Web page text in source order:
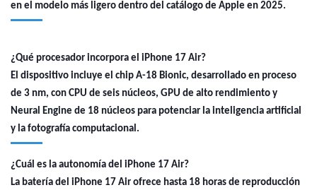
en el modelo más ligero dentro del catálogo de Apple en 2025.
¿Qué procesador incorpora el iPhone 17 Air?
El dispositivo incluye el chip A-18 Bionic, desarrollado en proceso
de 3 nm, con CPU de seis núcleos, GPU de alto rendimiento y
Neural Engine de 18 núcleos para potenciar la inteligencia artificial
y la fotografía computacional.
¿Cuál es la autonomía del iPhone 17 Air?
La batería del iPhone 17 Air ofrece hasta 18 horas de reproducción